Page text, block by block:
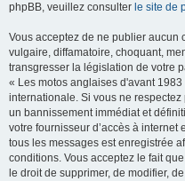
phpBB, veuillez consulter le site de
Vous acceptez de ne publier aucun
vulgaire, diffamatoire, choquant,
transgresser la législation de votre
« Les motos anglaises d'avant
internationale. Si vous ne
un bannissement immédiat et
votre fournisseur d’accès à internet
tous les messages est enregistrée
conditions. Vous acceptez le fait
le droit de supprimer, de modifier,